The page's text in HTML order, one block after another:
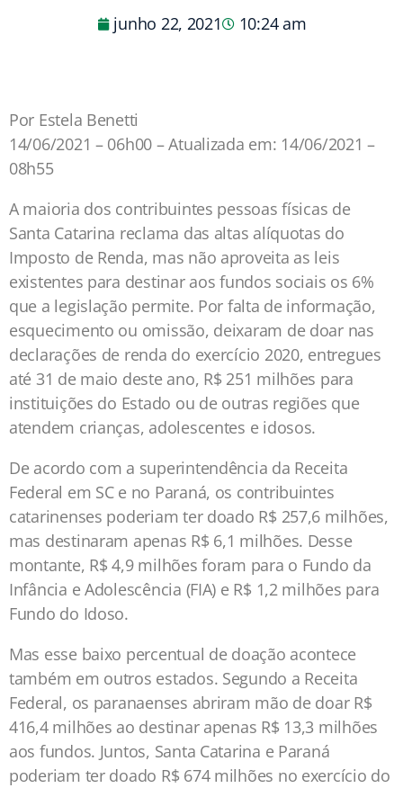
junho 22, 2021 10:24 am
Por Estela Benetti
14/06/2021 – 06h00 – Atualizada em: 14/06/2021 –
08h55
A maioria dos contribuintes pessoas físicas de
Santa Catarina reclama das altas alíquotas do
Imposto de Renda, mas não aproveita as leis
existentes para destinar aos fundos sociais os 6%
que a legislação permite. Por falta de informação,
esquecimento ou omissão, deixaram de doar nas
declarações de renda do exercício 2020, entregues
até 31 de maio deste ano, R$ 251 milhões para
instituições do Estado ou de outras regiões que
atendem crianças, adolescentes e idosos.
De acordo com a superintendência da Receita
Federal em SC e no Paraná, os contribuintes
catarinenses poderiam ter doado R$ 257,6 milhões,
mas destinaram apenas R$ 6,1 milhões. Desse
montante, R$ 4,9 milhões foram para o Fundo da
Infância e Adolescência (FIA) e R$ 1,2 milhões para
Fundo do Idoso.
Mas esse baixo percentual de doação acontece
também em outros estados. Segundo a Receita
Federal, os paranaenses abriram mão de doar R$
416,4 milhões ao destinar apenas R$ 13,3 milhões
aos fundos. Juntos, Santa Catarina e Paraná
poderiam ter doado R$ 674 milhões no exercício do